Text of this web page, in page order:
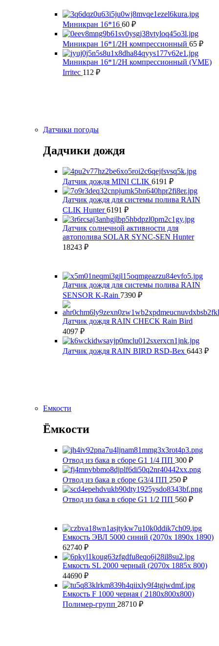
Миникран 16*16 60 ₽
Миникран 16*1/2Н компрессионный 65 ₽
Миникран 16*1/2Н компрессионный (VMЕ)
Irritec 112 ₽
Датчики погоды
Дадчики дождя
Датчик дождя MINI CLIK 6191 ₽
Датчик дождя для системы полива RAIN
CLIK Hunter6191 ₽
Датчик солнечной активности для
автополива SOLAR SYNC-SEN Hunter
18243 ₽
Датчик дождя для системы полива RAIN
SENSOR K-Rain 7390 ₽
Датчик дождя RAIN CHECK Rain Bird
4097 ₽
Датчик дождя RAIN BIRD RSD-Bex 6443 ₽
Емкости
Ёмкости
Отвод из бака в сборе G1 1/4 ПП 300 ₽
Отвод из бака в сборе G3/4 ПП 250 ₽
Отвод из бака в сборе G1 1/2 ПП 560 ₽
Емкость ЭВЛ 5000 синий (2070х 1890х 1890)
62740 ₽
Емкость SL 2000 черный (2070х 1885х 800)
44690 ₽
Емкость F 1000 черная ( 2180x800x800)
Полимер-групп 28710 ₽